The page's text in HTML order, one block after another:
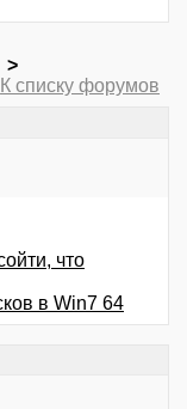
>
К списку форумов
что
в Win7 64